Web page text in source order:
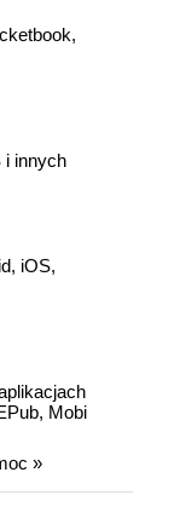
i innych
iOS,
Mobi
»